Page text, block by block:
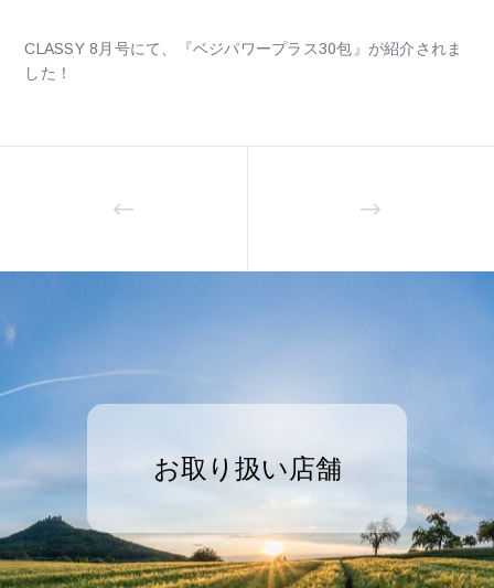
CLASSY 8月号にて、『ベジパワープラス30包』が紹介されま
した！
お取り扱い店舗